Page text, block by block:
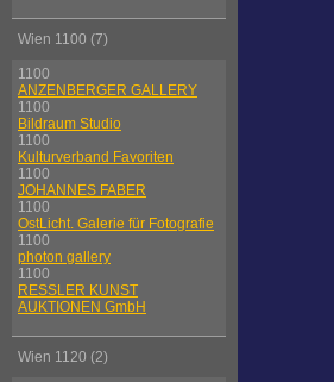
Wien 1100 (7)
1100
ANZENBERGER GALLERY
1100
Bildraum Studio
1100
Kulturverband Favoriten
1100
JOHANNES FABER
1100
OstLicht. Galerie für Fotografie
1100
photon gallery
1100
RESSLER KUNST
AUKTIONEN GmbH
Wien 1120 (2)